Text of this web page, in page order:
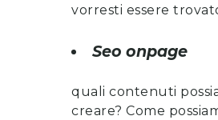
vorresti essere
Seo onpage
quali contenuti
creare? Come